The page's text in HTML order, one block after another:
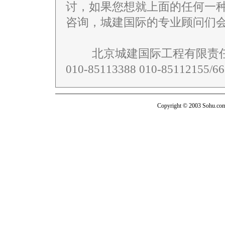
讨，如果您想就上面的任何一
咨询，城建国际的专业顾问们
北京城建国际工程有限责
010-85113388 010-85112155/66
Copyright © 2003